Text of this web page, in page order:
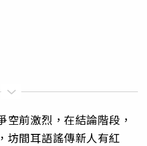
空前激烈，在結論階段，
坊間耳語謠傳新人有紅